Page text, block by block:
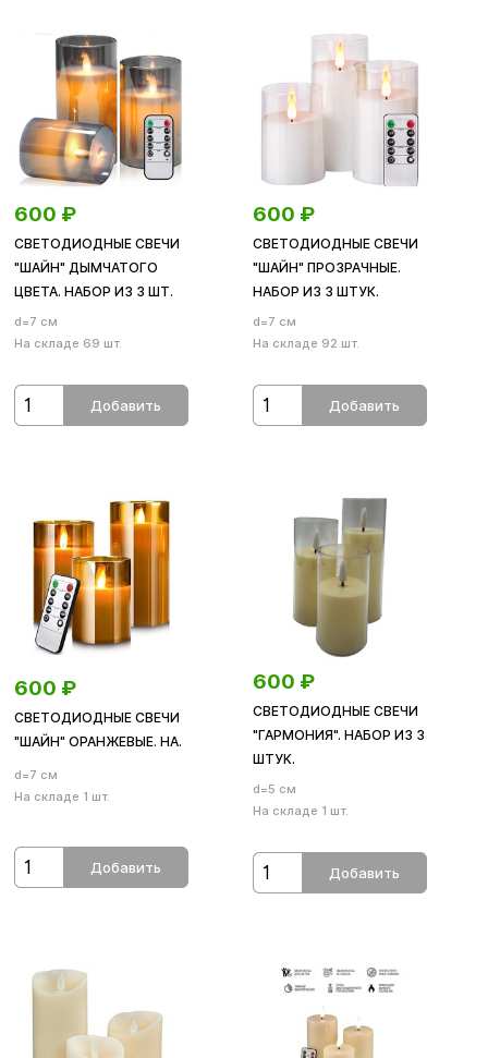
600 ₽
СВЕТОДИОДНЫЕ СВЕЧИ
"ШАЙН" ДЫМЧАТОГО
ЦВЕТА. НАБОР ИЗ 3 ШТ.
d=7 см
На складе 69 шт.
Добавить
600 ₽
СВЕТОДИОДНЫЕ СВЕЧИ
"ШАЙН" ПРОЗРАЧНЫЕ.
НАБОР ИЗ 3 ШТУК.
d=7 см
На складе 92 шт.
Добавить
600 ₽
СВЕТОДИОДНЫЕ СВЕЧИ
"ШАЙН" ОРАНЖЕВЫЕ. НА.
d=7 см
На складе 1 шт.
Добавить
600 ₽
СВЕТОДИОДНЫЕ СВЕЧИ
"ГАРМОНИЯ". НАБОР ИЗ 3
ШТУК.
d=5 см
На складе 1 шт.
Добавить